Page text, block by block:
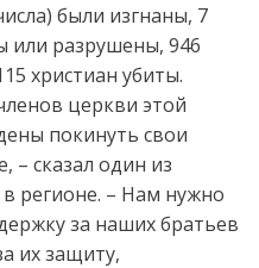
были изгнаны, 7
или разрушены, 946
христиан убиты.
церкви этой
покинуть свои
– сказал один из
регионе. – Нам нужно
за наших братьев
их защиту,